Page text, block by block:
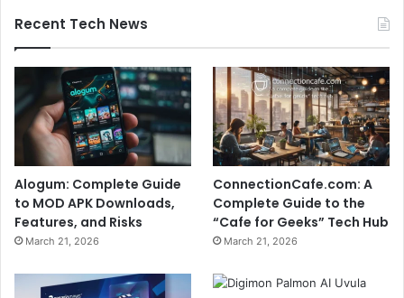
Recent Tech News
Alogum: Complete Guide
to MOD APK Downloads,
Features, and Risks
March 21, 2026
ConnectionCafe.com: A
Complete Guide to the
“Cafe for Geeks” Tech Hub
March 21, 2026